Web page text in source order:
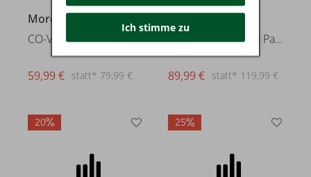
More & More
CO-Voile Print Blouse
statt* 79,99 €
59,99 €
More & More
Modal-PES Palazzo Pants
statt* 119,99 €
89,99 €
20 25
Ich stimme zu